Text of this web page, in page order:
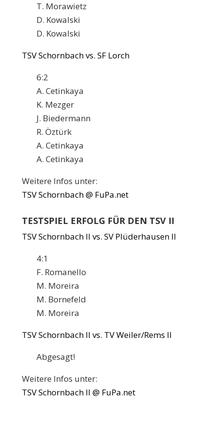
T. Morawietz
D. Kowalski
D. Kowalski
TSV Schornbach vs. SF Lorch
6:2
A. Cetinkaya
K. Mezger
J. Biedermann
R. Öztürk
A. Cetinkaya
A. Cetinkaya
Weitere Infos unter:
TSV Schornbach @ FuPa.net
TESTSPIEL ERFOLG FÜR DEN TSV II
TSV Schornbach II vs. SV Plüderhausen II
4:1
F. Romanello
M. Moreira
M. Bornefeld
M. Moreira
TSV Schornbach II vs. TV Weiler/Rems II
Abgesagt!
Weitere Infos unter:
TSV Schornbach II @ FuPa.net